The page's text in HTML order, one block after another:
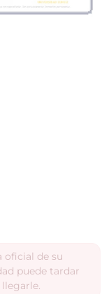
oficial de su
puede tardar
llegarle.